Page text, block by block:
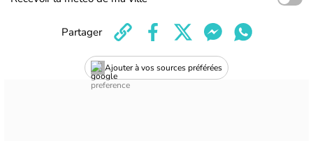
Ajouter à vos sources préférées
Partager